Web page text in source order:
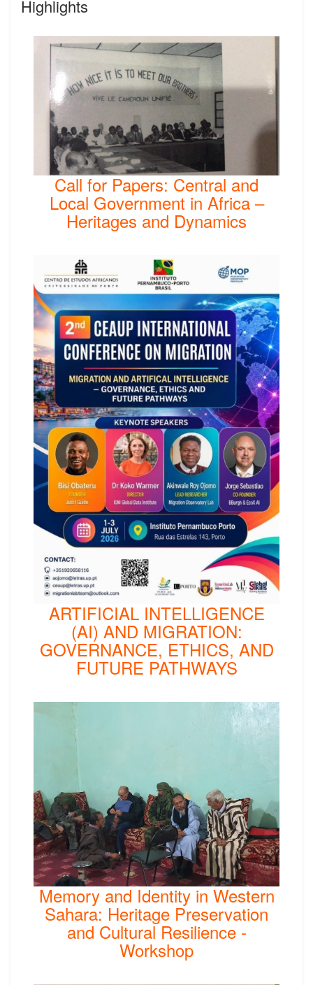
Highlights
Call for Papers: Central and
Local Government in Africa –
Heritages and Dynamics
ARTIFICIAL INTELLIGENCE
(AI) AND MIGRATION:
GOVERNANCE, ETHICS, AND
FUTURE PATHWAYS
Memory and Identity in Western
Sahara: Heritage Preservation
and Cultural Resilience -
Workshop